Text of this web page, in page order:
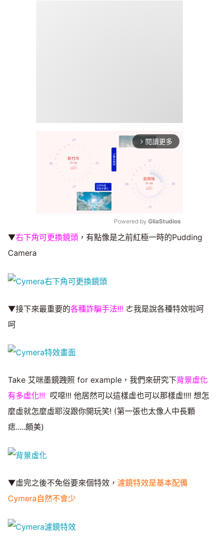
arrow_forward_ios 閱讀更多
Mute
Powered by GliaStudios
▼右下角可更換鏡頭 ，有點像是之前紅極一時的Pudding
Camera
▼接下來最重要的各種詐騙手法!!! ㄜ我是說各種特效啦呵
呵
Take 艾咪墨鏡跩照 for example，我們來研究下背景虛化
有多虛化!!! 哎噁!!! 他居然可以這樣虛也可以那樣虛!!!! 想怎
麼虛就怎麼虛耶沒跟你開玩笑! (第一張也太像人中長顆
痣.....頗美)
▼虛完之後不免俗要來個特效， 濾鏡特效是基本配備
Cymera自然不會少